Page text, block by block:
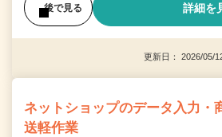
後で見る 詳細を
更新日： 2026/05/
ネットショップのデータ入力・
送軽作業